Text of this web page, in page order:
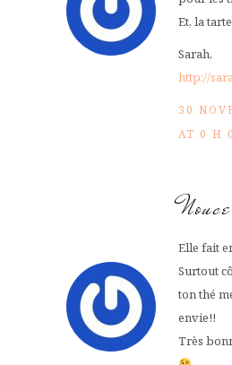
Et, la
Sarah,
http://
30
AT 0 H
Elle fait
Surtout
ton thé
envie!!
Très